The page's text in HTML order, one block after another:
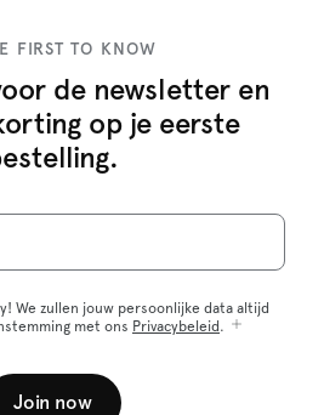
FIRST TO KNOW
de newsletter en
op je eerste
We zullen jouw persoonlijke data altijd
met ons Privacybeleid .
Join now